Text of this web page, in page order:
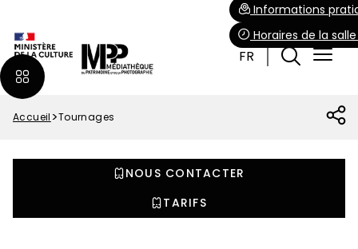
au
contenu
principal
FR
Informations
Horaires de la
Accueil Tournages
NOUS CONTACTER
TARIFS